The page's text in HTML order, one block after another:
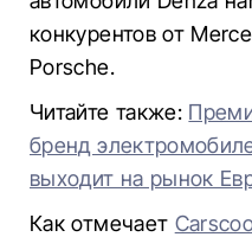
конкурентов от
Porsche.
Читайте также:
бренд
выходит на рынок
Как отмечает